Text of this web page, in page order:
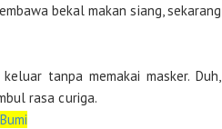
bekal makan siang, sekarang
tanpa memakai masker. Duh,
rasa curiga.